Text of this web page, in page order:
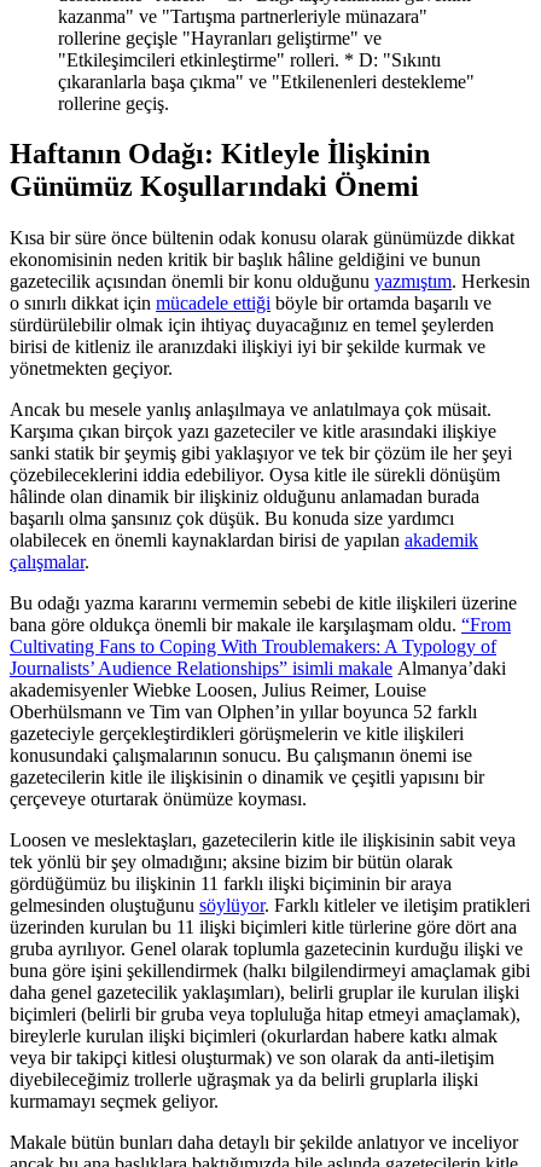
Haftanın Odağı: Kitleyle İlişkinin
Günümüz Koşullarındaki Önemi
Kısa bir süre önce bültenin odak konusu olarak günümüzde dikkat
ekonomisinin neden kritik bir başlık hâline geldiğini ve bunun
gazetecilik açısından önemli bir konu olduğunu yazmıştım. Herkesin
o sınırlı dikkat için mücadele ettiği böyle bir ortamda başarılı ve
sürdürülebilir olmak için ihtiyaç duyacağınız en temel şeylerden
birisi de kitleniz ile aranızdaki ilişkiyi iyi bir şekilde kurmak ve
yönetmekten geçiyor.
Ancak bu mesele yanlış anlaşılmaya ve anlatılmaya çok müsait.
Karşıma çıkan birçok yazı gazeteciler ve kitle arasındaki ilişkiye
sanki statik bir şeymiş gibi yaklaşıyor ve tek bir çözüm ile her şeyi
çözebileceklerini iddia edebiliyor. Oysa kitle ile sürekli dönüşüm
hâlinde olan dinamik bir ilişkiniz olduğunu anlamadan burada
başarılı olma şansınız çok düşük. Bu konuda size yardımcı
olabilecek en önemli kaynaklardan birisi de yapılan akademik
çalışmalar.
Bu odağı yazma kararını vermemin sebebi de kitle ilişkileri üzerine
bana göre oldukça önemli bir makale ile karşılaşmam oldu. “From
Cultivating Fans to Coping With Troublemakers: A Typology of
Journalists’ Audience Relationships” isimli makale Almanya’daki
akademisyenler Wiebke Loosen, Julius Reimer, Louise
Oberhülsmann ve Tim van Olphen’in yıllar boyunca 52 farklı
gazeteciyle gerçekleştirdikleri görüşmelerin ve kitle ilişkileri
konusundaki çalışmalarının sonucu. Bu çalışmanın önemi ise
gazetecilerin kitle ile ilişkisinin o dinamik ve çeşitli yapısını bir
çerçeveye oturtarak önümüze koyması.
Loosen ve meslektaşları, gazetecilerin kitle ile ilişkisinin sabit veya
tek yönlü bir şey olmadığını; aksine bizim bir bütün olarak
gördüğümüz bu ilişkinin 11 farklı ilişki biçiminin bir araya
gelmesinden oluştuğunu söylüyor. Farklı kitleler ve iletişim pratikleri
üzerinden kurulan bu 11 ilişki biçimleri kitle türlerine göre dört ana
gruba ayrılıyor. Genel olarak toplumla gazetecinin kurduğu ilişki ve
buna göre işini şekillendirmek (halkı bilgilendirmeyi amaçlamak gibi
daha genel gazetecilik yaklaşımları), belirli gruplar ile kurulan ilişki
biçimleri (belirli bir gruba veya topluluğa hitap etmeyi amaçlamak),
bireylerle kurulan ilişki biçimleri (okurlardan habere katkı almak
veya bir takipçi kitlesi oluşturmak) ve son olarak da anti-iletişim
diyebileceğimiz trollerle uğraşmak ya da belirli gruplarla ilişki
kurmamayı seçmek geliyor.
Makale bütün bunları daha detaylı bir şekilde anlatıyor ve inceliyor